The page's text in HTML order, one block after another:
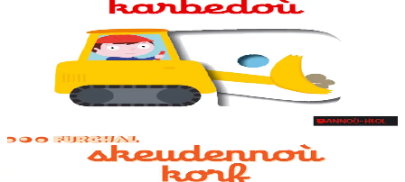
Des animations adaptées aux tout-petits sur chaque double page, dès
la couverture. Un petit jeu pour s'amuser avec les mots à la fin du
1 ans et plus